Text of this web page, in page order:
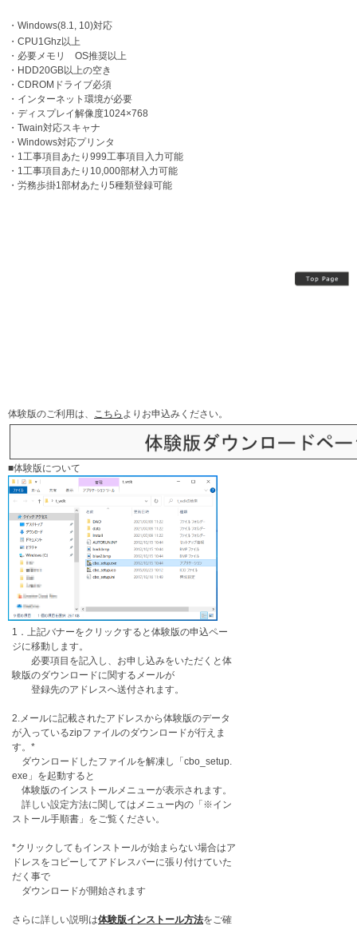
・Windows(8.1, 10)対応
・CPU1Ghz以上
・必要メモリ OS推奨以上
・HDD20GB以上の空き
・CDROMドライブ必須
・インターネット環境が必要
・ディスプレイ解像度1024×768
・Twain対応スキャナ
・Windows対応プリンタ
・1工事項目あたり999工事項目入力可能
・1工事項目あたり10,000部材入力可能
・労務歩掛1部材あたり5種類登録可能
体験版のご利用は、 こちら よりお申込みください。
■体験版について
1．上記バナーをクリックすると体験版の申込ペー
ジに移動します。
必要項目を記入し、お申し込みをいただくと体
験版のダウンロードに関するメールが
登録先のアドレスへ送付されます。
2.メールに記載されたアドレスから体験版のデータ
が入っているzipファイルのダウンロードが行えま
す。*
ダウンロードしたファイルを解凍し「cbo_setup.
exe」を起動すると
​体験版のインストールメニューが表示されます。
詳しい設定方法に関してはメニュー内の「※イン
ストール手順書」​をご覧ください。
*クリックしてもインストールが始まらない場合はア
ドレスをコピーしてアドレスバーに張り付けていた
だく事で
ダウンロードが開始されます
さらに詳しい説明は体験版インストール方法をご確